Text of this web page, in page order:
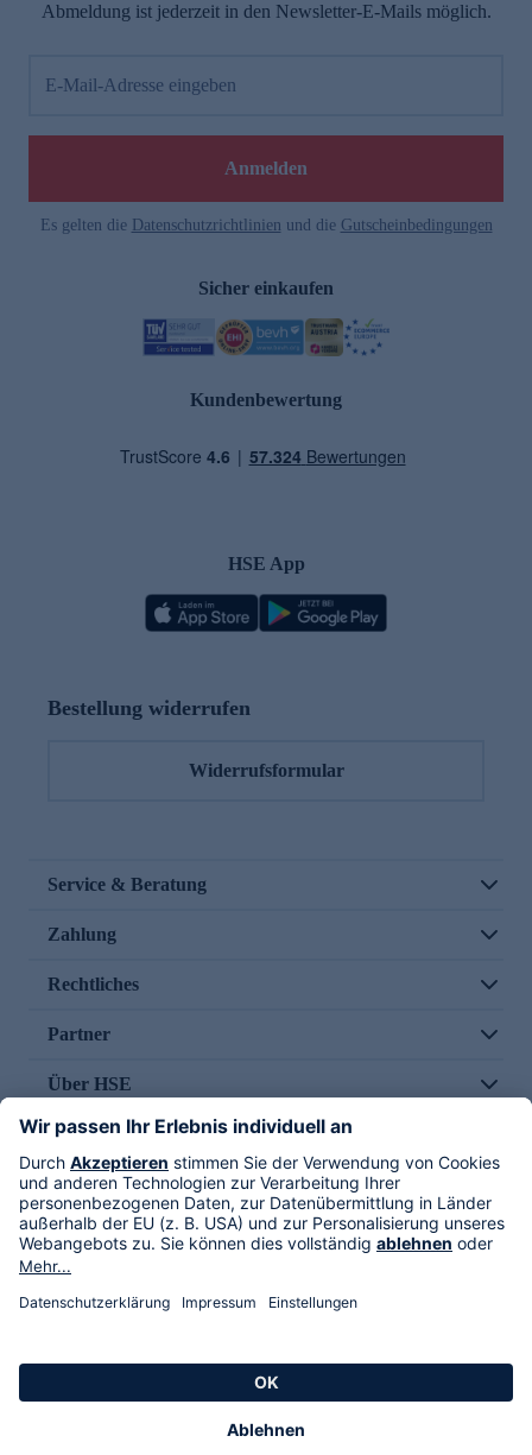
Abmeldung ist jederzeit in den Newsletter-E-Mails möglich.
E-Mail-Adresse eingeben
Anmelden
Es gelten die Datenschutzrichtlinien und die Gutscheinbedingungen
Sicher einkaufen
Kundenbewertung
HSE App
Bestellung widerrufen
Widerrufsformular
Service & Beratung
Zahlung
Rechtliches
Partner
Über HSE
Im TV
HSE International